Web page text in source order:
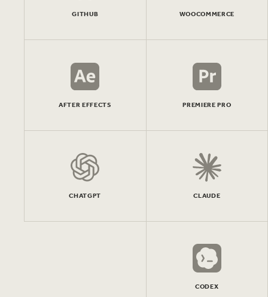
WOOCOMMERCE
GITHUB
PREMIERE PRO
AFTER EFFECTS
CLAUDE
CHATGPT
CODEX